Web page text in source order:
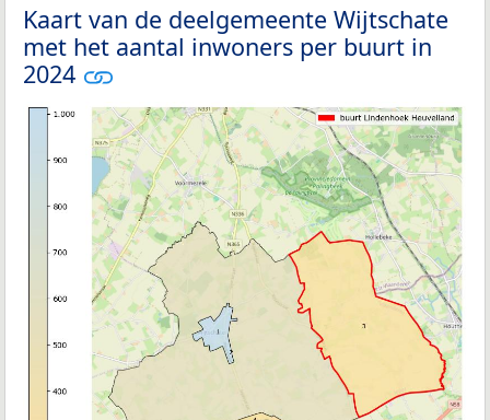
Kaart van de deelgemeente Wijtschate
met het aantal inwoners per buurt in
2024